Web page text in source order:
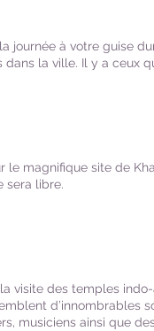
journée à votre guise
la ville. Il y a ceux
magnifique site de
sera libre.
visite des temples
musiciens ainsi que